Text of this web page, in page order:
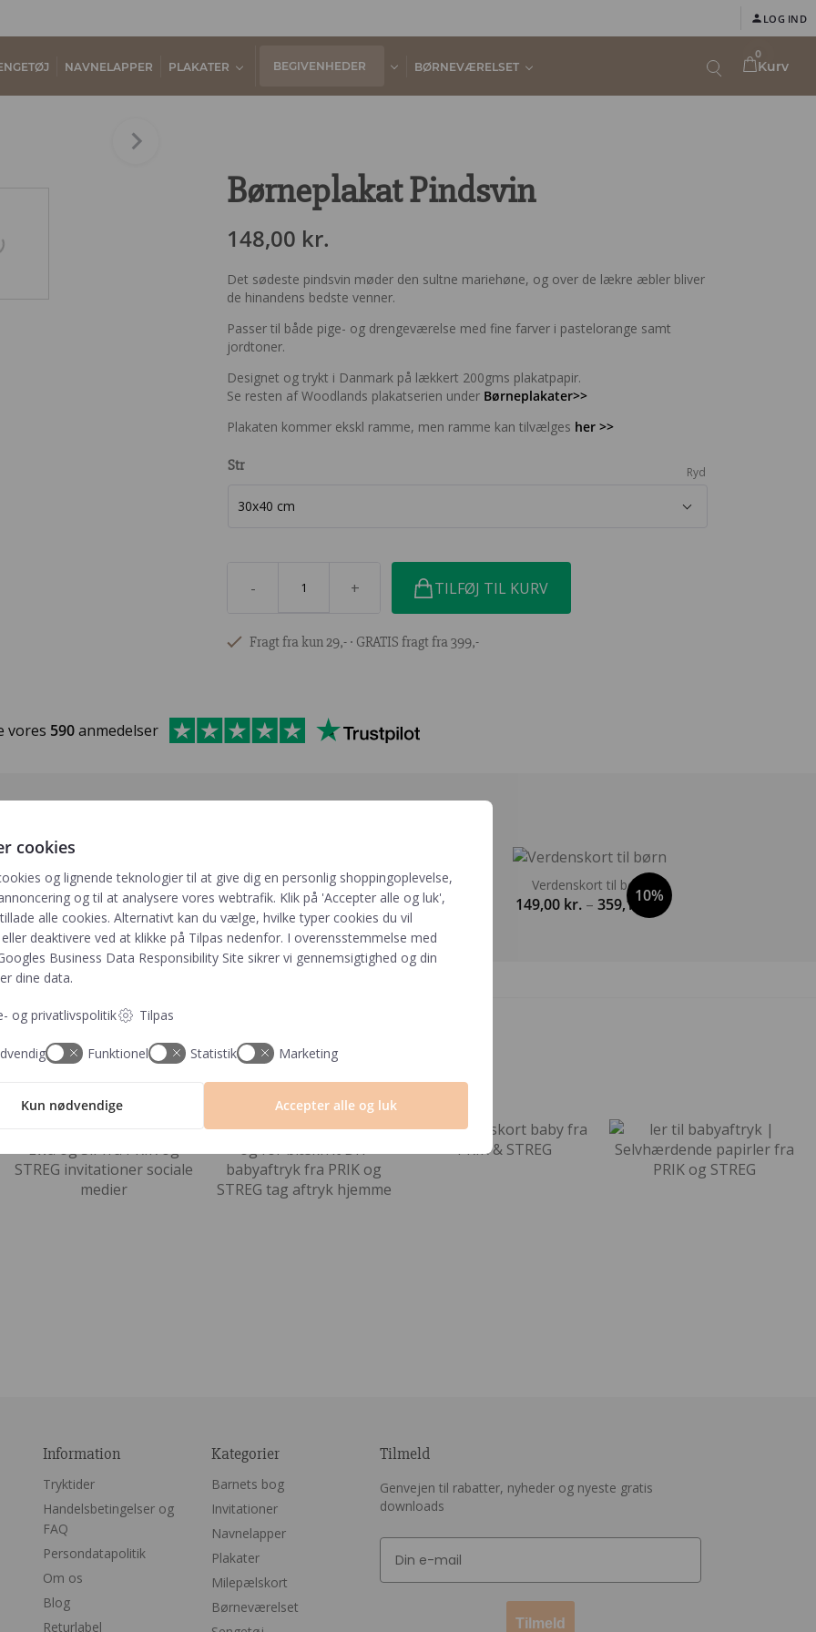
LOG IND
0
Kurv
NAVNELAPPER PLAKATER BEGIVENHEDER BØRNEVÆRELSET
Børneplakat Pindsvin
148,00 kr.
Det sødeste pindsvin møder den sultne mariehøne, og over de lækre æbler bliver
de hinandens bedste venner.
Passer til både pige- og drengeværelse med fine farver i pastelorange samt
jordtoner.
Designet og trykt i Danmark på lækkert 200gms plakatpapir.
Se resten af Woodlands plakatserien under Børneplakater>>
Plakaten kommer ekskl ramme, men ramme kan tilvælges her >>
Str Ryd
- + TILFØJ TIL KURV
Fragt fra kun 29,- ∙ GRATIS fragt fra 399,-
vores 590anmedelser
Bordkort til barnedåb
3,00kr.
Højdemåler | Wallsticker | Pindsvin
449,00kr.
10%
Verdenskort til børn
149,00 kr. – 359,10kr.Prisinterval:
Følg os på Instagram
Information
Tryktider
Handelsbetingelser og
FAQ
Persondatapolitik
Om os
Blog
Returlabel
Kategorier
Barnets bog
Invitationer
Navnelapper
Plakater
Milepælskort
Børneværelset
Tilmeld
Genvejen til rabatter, nyheder og nyeste gratis
downloads
Tilmeld
cookies
og lignende teknologier til at give dig en personlig shoppingoplevelse,
og til at analysere vores webtrafik. Klik på 'Accepter alle og luk',
alle cookies. Alternativt kan du vælge, hvilke typer cookies du vil
deaktivere ved at klikke på Tilpas nedenfor. I overensstemmelse med
Business Data Responsibility Site sikrer vi gennemsigtighed og din
dine data.
og privatlivspolitik Tilpas
Funktionel Statistik Marketing
Kun nødvendige Accepter alle og luk